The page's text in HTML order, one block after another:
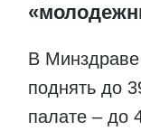
В Минздраве
поднять до
палате – до